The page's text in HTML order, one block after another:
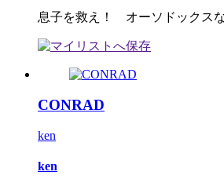
息子を救え！ オーソドックス
CONRAD
ken
ken